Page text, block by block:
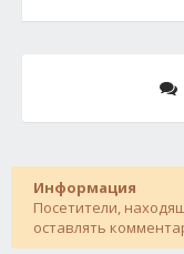
Информация
Посетители,
оставлять